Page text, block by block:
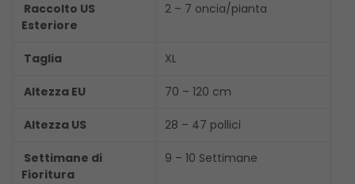
Raccolto US
Esteriore
2 – 7 oncia/pianta
Taglia XL
Altezza EU 70 – 120 cm
Altezza US 28 – 47 pollici
Settimane di
Fioritura
9 – 10 Settimane